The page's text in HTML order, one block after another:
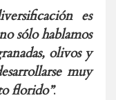
es
sólo hablamos
olivos y
muy
florido”.